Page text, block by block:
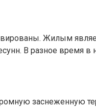
Жилым
В разное время в
заснеженную